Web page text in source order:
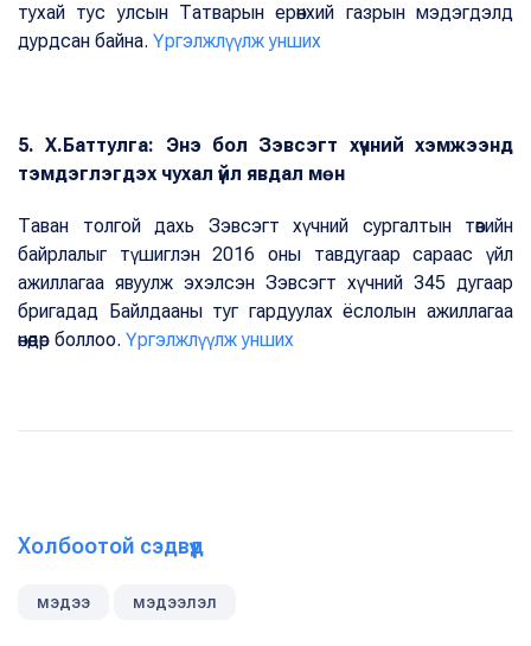
тухай тус улсын Татварын ерөнхий газрын мэдэгдэлд
дурдсан байна. Үргэлжлүүлж унших
5. Х.Баттулга: Энэ бол Зэвсэгт хүчний хэмжээнд
тэмдэглэгдэх чухал үйл явдал мөн
Таван толгой дахь Зэвсэгт хүчний сургалтын төвийн
байрлалыг түшиглэн 2016 оны тавдугаар сараас үйл
ажиллагаа явуулж эхэлсэн Зэвсэгт хүчний 345 дугаар
бригадад Байлдааны туг гардуулах ёслолын ажиллагаа
өнөөдөр боллоо. Үргэлжлүүлж унших
Холбоотой сэдвүүд
мэдээ мэдээлэл